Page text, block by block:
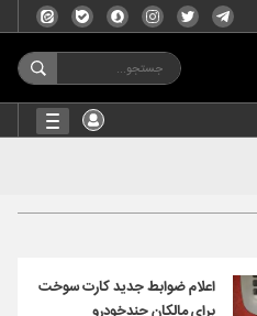
اعلام ضوابط جدید کارت سوخت